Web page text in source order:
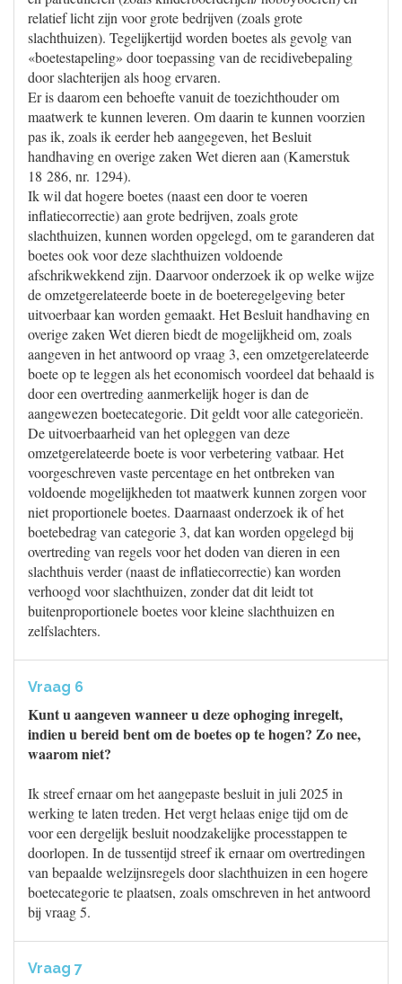
relatief licht zijn voor grote bedrijven (zoals grote
slachthuizen). Tegelijkertijd worden boetes als gevolg van
«boetestapeling» door toepassing van de recidivebepaling
door slachterijen als hoog ervaren.
Er is daarom een behoefte vanuit de toezichthouder om
maatwerk te kunnen leveren. Om daarin te kunnen voorzien
pas ik, zoals ik eerder heb aangegeven, het Besluit
handhaving en overige zaken Wet dieren aan (Kamerstuk
18 286, nr. 1294).
Ik wil dat hogere boetes (naast een door te voeren
inflatiecorrectie) aan grote bedrijven, zoals grote
slachthuizen, kunnen worden opgelegd, om te garanderen dat
boetes ook voor deze slachthuizen voldoende
afschrikwekkend zijn. Daarvoor onderzoek ik op welke wijze
de omzetgerelateerde boete in de boeteregelgeving beter
uitvoerbaar kan worden gemaakt. Het Besluit handhaving en
overige zaken Wet dieren biedt de mogelijkheid om, zoals
aangeven in het antwoord op vraag 3, een omzetgerelateerde
boete op te leggen als het economisch voordeel dat behaald is
door een overtreding aanmerkelijk hoger is dan de
aangewezen boetecategorie. Dit geldt voor alle categorieën.
De uitvoerbaarheid van het opleggen van deze
omzetgerelateerde boete is voor verbetering vatbaar. Het
voorgeschreven vaste percentage en het ontbreken van
voldoende mogelijkheden tot maatwerk kunnen zorgen voor
niet proportionele boetes. Daarnaast onderzoek ik of het
boetebedrag van categorie 3, dat kan worden opgelegd bij
overtreding van regels voor het doden van dieren in een
slachthuis verder (naast de inflatiecorrectie) kan worden
verhoogd voor slachthuizen, zonder dat dit leidt tot
buitenproportionele boetes voor kleine slachthuizen en
zelfslachters.
Vraag 6
Kunt u aangeven wanneer u deze ophoging inregelt,
indien u bereid bent om de boetes op te hogen? Zo nee,
waarom niet?
Ik streef ernaar om het aangepaste besluit in juli 2025 in
werking te laten treden. Het vergt helaas enige tijd om de
voor een dergelijk besluit noodzakelijke processtappen te
doorlopen. In de tussentijd streef ik ernaar om overtredingen
van bepaalde welzijnsregels door slachthuizen in een hogere
boetecategorie te plaatsen, zoals omschreven in het antwoord
bij vraag 5.
Vraag 7